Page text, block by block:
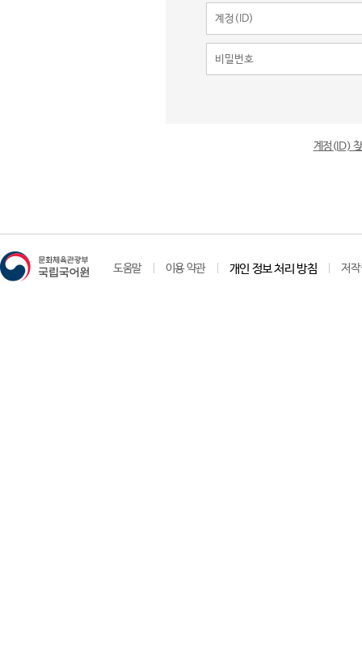
계정(ID)
도움말 이용 약관 개인 정보 처리 방침 저